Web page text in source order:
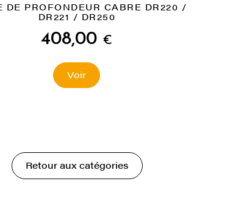
DE PROFONDEUR CABRE DR220 /
DR221 / DR250
408,00€
Voir
Retour aux catégories